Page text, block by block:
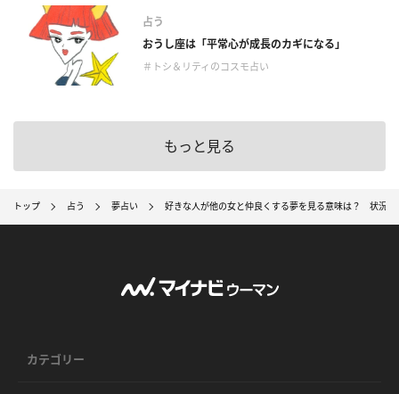
占う
おうし座は「平常心が成長のカギになる」
＃トシ＆リティのコスモ占い
もっと見る
トップ 占う 夢占い 好きな人が他の女と仲良くする夢を見る意味は？ 状況・
カテゴリー